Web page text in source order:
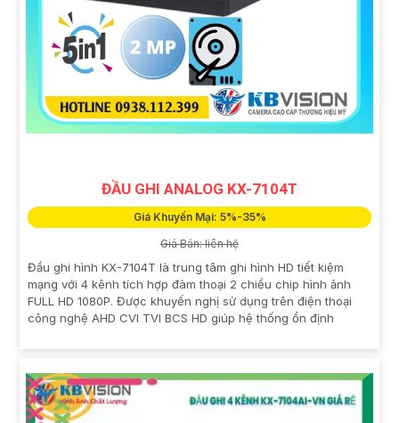
ĐẦU GHI ANALOG KX-7104T
Giá Khuyến Mại: 5%-35%
Giá Bán: liên hệ
Đầu ghi hình KX-7104T là trung tâm ghi hình HD tiết kiệm
mạng với 4 kênh tích hợp đàm thoại 2 chiều chip hình ảnh
FULL HD 1080P. Được khuyến nghị sử dụng trên điện thoại
công nghệ AHD CVI TVI BCS HD giúp hệ thống ổn định